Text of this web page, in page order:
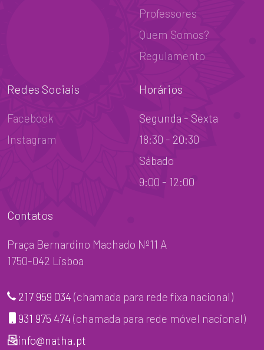
Professores
Quem Somos?
Regulamento
Redes Sociais
Facebook
Instagram
Horários
Segunda - Sexta
18:30 - 20:30
Sábado
9:00 - 12:00
Contatos
Praça Bernardino Machado Nº11 A
1750-042 Lisboa
217 959 034 (chamada para rede fixa nacional)
931 975 474 (chamada para rede móvel nacional)
info@natha.pt